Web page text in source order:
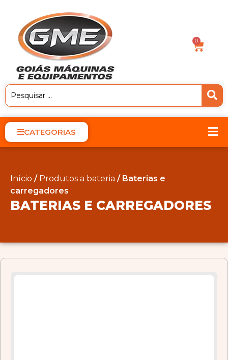
0
CATEGORIAS
Início / Produtos a bateria / Baterias e
carregadores
BATERIAS E CARREGADORES